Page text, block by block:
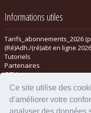
Ce site utilise des
d'améliorer votre
analyser des données
Informations utiles
Tarifs_abonnements_2026
(Ré)Adh./(ré)abt en ligne 2026
Tutoriels
Partenaires
CGV